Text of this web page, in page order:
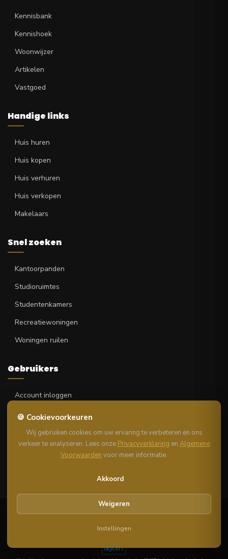
Kennisbank
Kennishoek
Woonwijzer
Artikelen
Vastgoed
Handige links
Huis huren
Huis kopen
Huis verhuren
Huis verkopen
Makelaars
Snel zoeken
Kantoorpanden
Studioruimtes
Studentenkamers
Recreatiewoningen
Woningen ruilen
Gebruikers
Account inloggen
Account aanmaken
Wachtwoord vergeten
Woningzoekenden
Privacyverklaring
Disclaimer woningaanbod
Notice & Takedown
DSA informatie
Auteursrechten
🍪 Cookievoorkeuren
Wij gebruiken cookies om uw ervaring te verbeteren en ons
verkeer te analyseren. Lees onze Privacyverklaring en Algemene
Voorwaarden voor meer informatie.
Akkoord
Weigeren
Instellingen